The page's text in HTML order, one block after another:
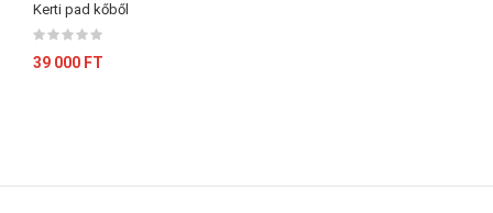
Kerti pad kőből
39 000 FT